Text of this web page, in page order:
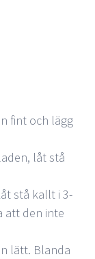
fint och lägg
låt stå
stå kallt i 3-
att den inte
lätt. Blanda